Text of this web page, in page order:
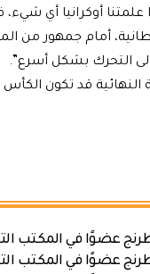
علمتنا أوكرانيا أي
أمام جمهور من
التحرك بشكل أسرع”.
النهائية قد تكون
عضوًا في المكتب
عضوًا في المكتب